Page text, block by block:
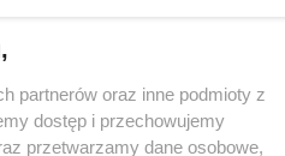
partnerów oraz inne podmioty z
dostęp i przechowujemy
przetwarzamy dane osobowe,